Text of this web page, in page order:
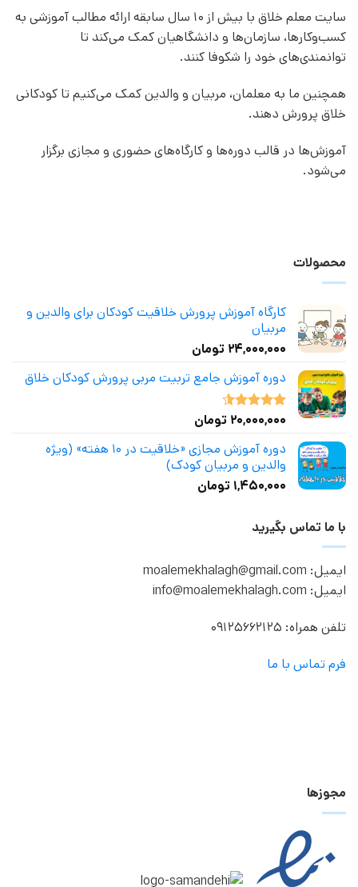
سایت معلم خلاق با بیش از 10 سال سابقه ارائه مطالب آموزشی به
کسب‌وکارها، سازمان‌ها و دانشگاهیان کمک می‌کند تا
توانمندی‌های خود را شکوفا کنند.
همچنین ما به معلمان، مربیان و والدین کمک می‌کنیم تا کودکانی
خلاق پرورش دهند.
آموزش‌ها در قالب دوره‌ها و کارگاه‌های حضوری و مجازی برگزار
می‌شود.
محصولات
کارگاه آموزش پرورش خلاقیت کودکان برای والدین و
مربیان
۲۴,۰۰۰,۰۰۰ تومان
دوره آموزش جامع تربیت مربی پرورش کودکان خلاق
نمره4.50
۲۰,۰۰۰,۰۰۰ تومان
دوره آموزش مجازی «خلاقیت در ۱۰ هفته» (ویژه
والدین و مربیان کودک)
۱,۴۵۰,۰۰۰ تومان
با ما تماس بگیرید
ایمیل: moalemekhalagh@gmail.com
ایمیل: info@moalemekhalagh.com
تلفن همراه: 09125662125
فرم تماس با ما
مجوزها